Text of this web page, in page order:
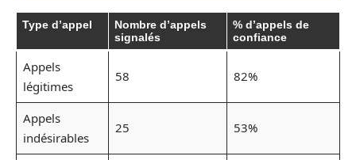
Type d’appel
Nombre d’appels
signalés
% d’appels de
confiance
Appels
légitimes
58 82%
Appels
indésirables
25 53%